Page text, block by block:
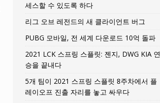
세스할 수 있도록 하다
리그 오브 레전드의 새 클라이언트 버그
PUBG 모바일, 전 세계 다운로드 10억 돌파
2021 LCK 스프링 스플릿: 젠지, DWG KIA 연
승을 끝내다
5개 팀이 2021 스프링 스플릿 8주차에서 플
레이오프 진출 자리를 놓고 싸우다